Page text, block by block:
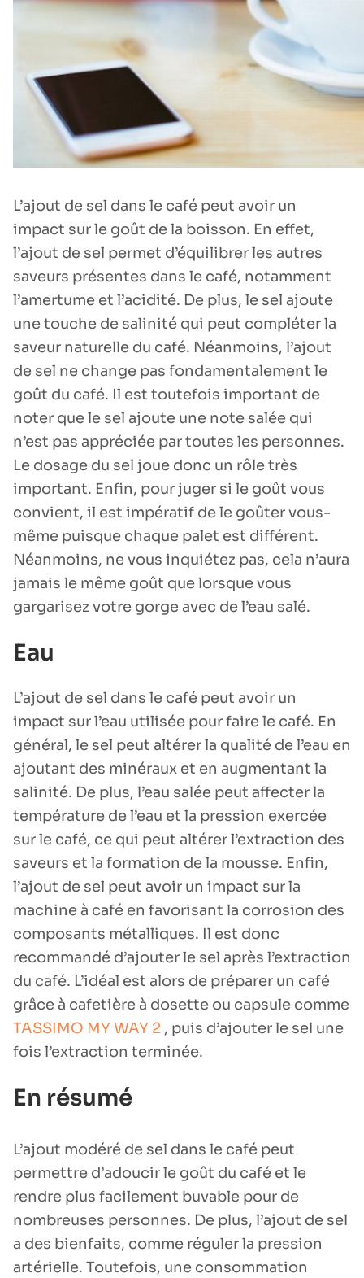
L’ajout de sel dans le café peut avoir un
impact sur le goût de la boisson. En effet,
l’ajout de sel permet d’équilibrer les autres
saveurs présentes dans le café, notamment
l’amertume et l’acidité. De plus, le sel ajoute
une touche de salinité qui peut compléter la
saveur naturelle du café. Néanmoins, l’ajout
de sel ne change pas fondamentalement le
goût du café. Il est toutefois important de
noter que le sel ajoute une note salée qui
n’est pas appréciée par toutes les personnes.
Le dosage du sel joue donc un rôle très
important. Enfin, pour juger si le goût vous
convient, il est impératif de le goûter vous-
même puisque chaque palet est différent.
Néanmoins, ne vous inquiétez pas, cela n’aura
jamais le même goût que lorsque vous
gargarisez votre gorge avec de l’eau salé.
Eau
L’ajout de sel dans le café peut avoir un
impact sur l’eau utilisée pour faire le café. En
général, le sel peut altérer la qualité de l’eau en
ajoutant des minéraux et en augmentant la
salinité. De plus, l’eau salée peut affecter la
température de l’eau et la pression exercée
sur le café, ce qui peut altérer l’extraction des
saveurs et la formation de la mousse. Enfin,
l’ajout de sel peut avoir un impact sur la
machine à café en favorisant la corrosion des
composants métalliques. Il est donc
recommandé d’ajouter le sel après l’extraction
du café. L’idéal est alors de préparer un café
grâce à cafetière à dosette ou capsule comme
TASSIMO MY WAY 2 , puis d’ajouter le sel une
fois l’extraction terminée.
En résumé
L’ajout modéré de sel dans le café peut
permettre d’adoucir le goût du café et le
rendre plus facilement buvable pour de
nombreuses personnes. De plus, l’ajout de sel
a des bienfaits, comme réguler la pression
artérielle. Toutefois, une consommation